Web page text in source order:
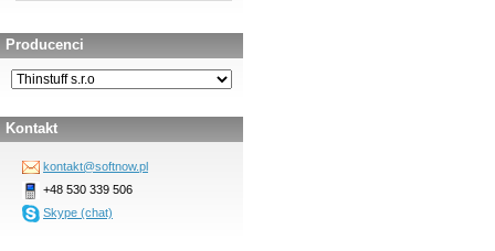
Producenci
Kontakt
kontakt@softnow.pl
+48 530 339 506
Skype (chat)